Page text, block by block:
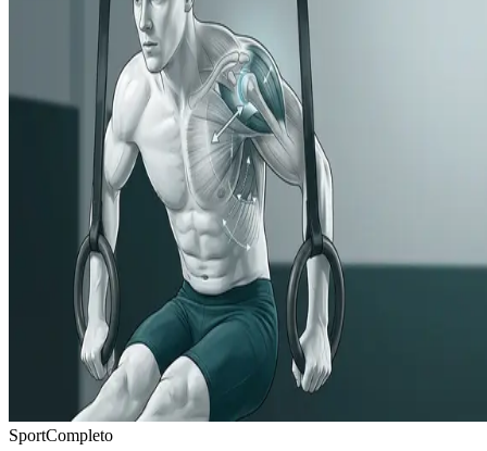
SportCompleto